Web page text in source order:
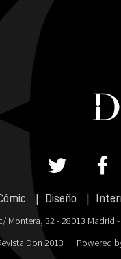
Diseño
Montera, 32 - 28013 Madrid
Don 2013 | Powered